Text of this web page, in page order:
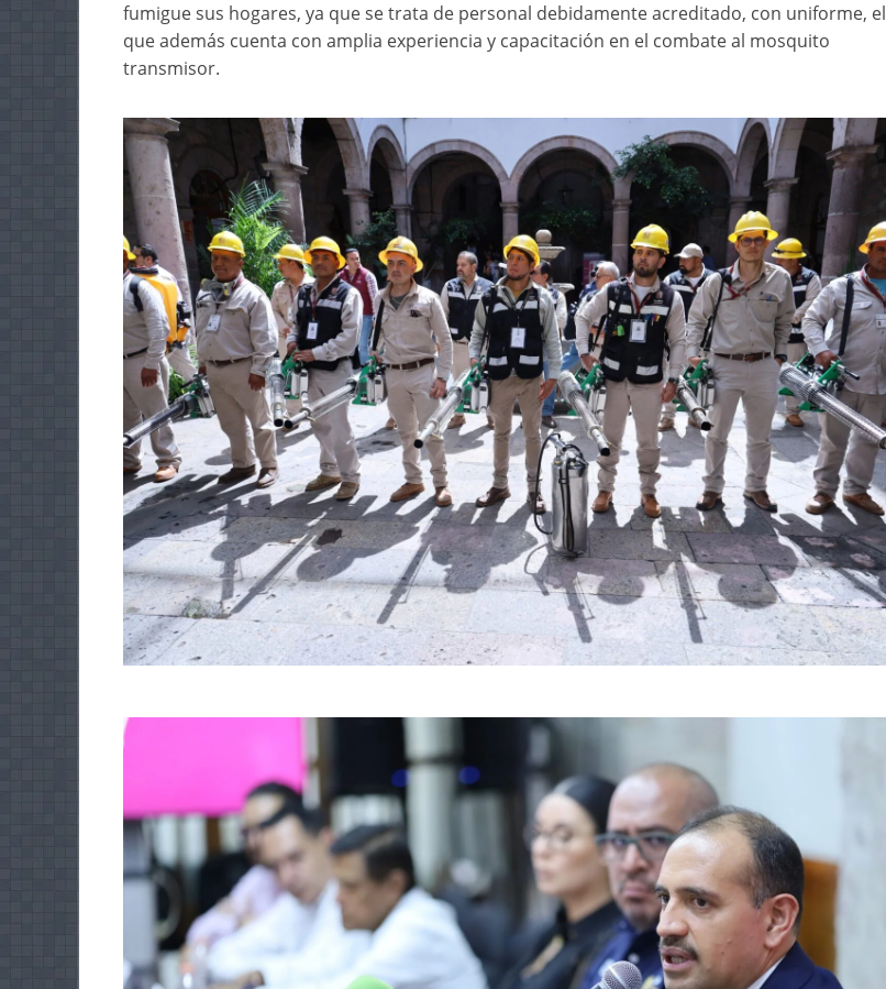
fumigue sus hogares, ya que se trata de personal debidamente acreditado, con uniforme, el
que además cuenta con amplia experiencia y capacitación en el combate al mosquito
transmisor.